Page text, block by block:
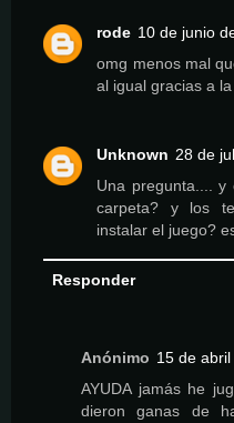
rode 10 de junio
omg menos mal
al igual gracias a
Unknown 28 de
Una pregunta....
carpeta? y los
instalar el juego?
Responder
Anónimo 15 de
AYUDA jamás he
dieron ganas de